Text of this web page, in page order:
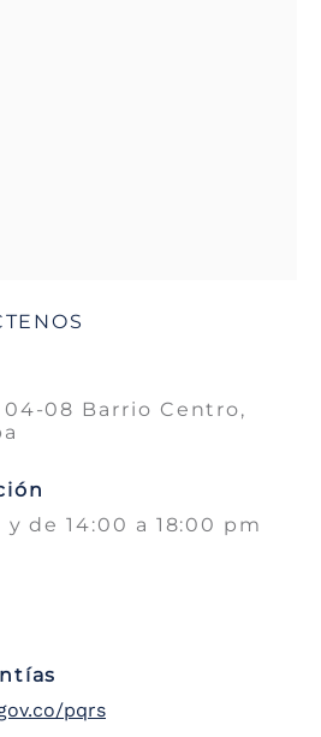
08 Barrio Centro,
y de 14:00 a 18:00 pm
pqrs